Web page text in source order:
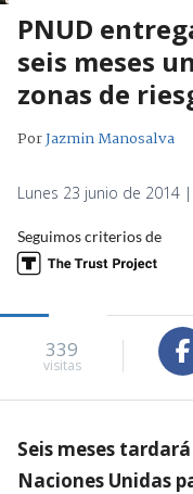
PNUD
seis meses
zonas de
PorJazmin Manosalva
Lunes 23 junio de 2014
Seguimos criterios de
339
visitas
Seis meses
Naciones Unidas